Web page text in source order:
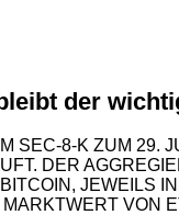
der
SEC-8-K ZUM 29.
DER
JEWEILS
VON